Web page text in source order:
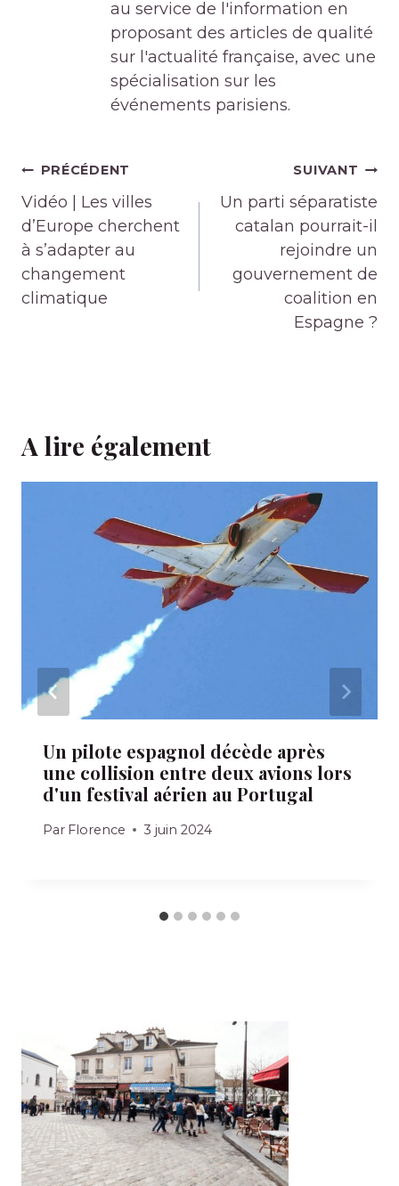
au service de l'information en
proposant des articles de qualité
sur l'actualité française, avec une
spécialisation sur les
événements parisiens.
Navigation
de
l’article
PRÉCÉDENT
Vidéo | Les villes
d’Europe cherchent
à s’adapter au
changement
climatique
SUIVANT
Un parti séparatiste
catalan pourrait-il
rejoindre un
gouvernement de
coalition en
Espagne ?
A lire également
Un pilote espagnol décède après
une collision entre deux avions lors
d'un festival aérien au Portugal
Par Florence 3 juin 2024